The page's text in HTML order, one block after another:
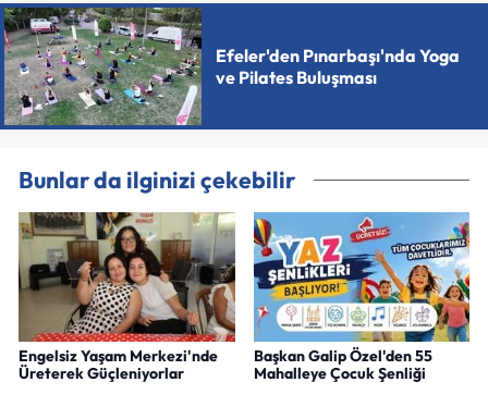
Efeler'den Pınarbaşı'nda Yoga
ve Pilates Buluşması
Bunlar da ilginizi çekebilir
Engelsiz Yaşam Merkezi'nde
Üreterek Güçleniyorlar
Başkan Galip Özel'den 55
Mahalleye Çocuk Şenliği